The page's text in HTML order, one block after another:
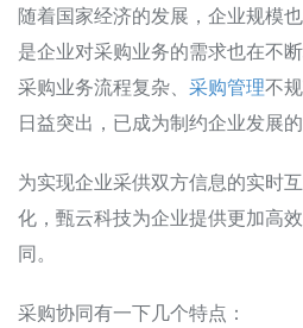
关于
语言
售前咨询：
随着国家经济的发展，企业规模
是企业对采购业务的需求也在不
采购业务流程复杂、 采购管理不
日益突出，已成为制约企业发展的“
为实现企业采供双方信息的实时
化，甄云科技为企业提供更加高
同。
采购协同有一下几个特点：